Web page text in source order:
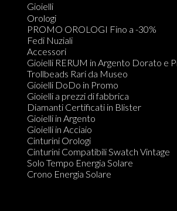
Gioielli
Anelli
Bracciali
Cavigliere
Ciondoli
Collane
Componenti per Bracciali, Collane,
Fedine
Orecchini
Diamanti in Blister
DoDo KIT PULIZIA GIOIELLI
Orologi
PROMO OROLOGI Fino a -30%
Fedi Nuziali
Accessori
Gioielli RERUM in Argento Dorato e
Trollbeads Rari da Museo
Gioielli DoDo in Promo
Gioielli a prezzi di fabbrica
Diamanti Certificati in Blister
Gioielli in Argento
Gioielli in Acciaio
Cinturini Orologi
Cinturini Compatibili Swatch Vintage
Solo Tempo Energia Solare
Crono Energia Solare